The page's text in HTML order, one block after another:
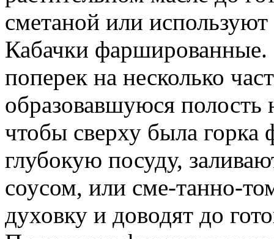
сметаной или используют
Кабачки
поперек на несколько
образовавшуюся
чтобы сверху была горка
глубокую посуду,
соусом, или сме-танно-
духовку и доводят до